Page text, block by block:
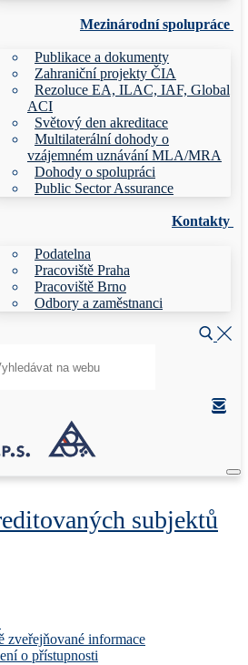
Mezinárodní spolupráce
Publikace a dokumenty
Zahraniční projekty ČIA
Rezoluce EA, ILAC, IAF, Global
ACI
Světový den akreditace
Multilaterální dohody o
vzájemném uznávání MLA/MRA
Dohody o spolupráci
Public Sector Assurance
Kontakty
Podatelna
Pracoviště Praha
Pracoviště Brno
Odbory a zaměstnanci
subjektů
zveřejňované informace
o přístupnosti